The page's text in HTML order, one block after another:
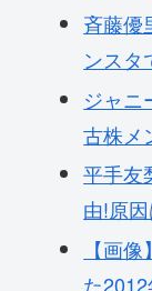
斉藤優
ンスタ
ジャニ
古株メ
平手友
由!原
【画
た